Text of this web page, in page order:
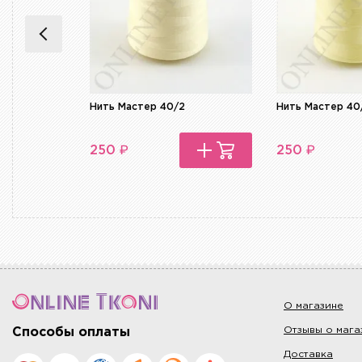
Нить Мастер 40/2
250 ₽
Нить Мастер
250 ₽
Способы оплаты
О магазине
Отзывы о
Доставка